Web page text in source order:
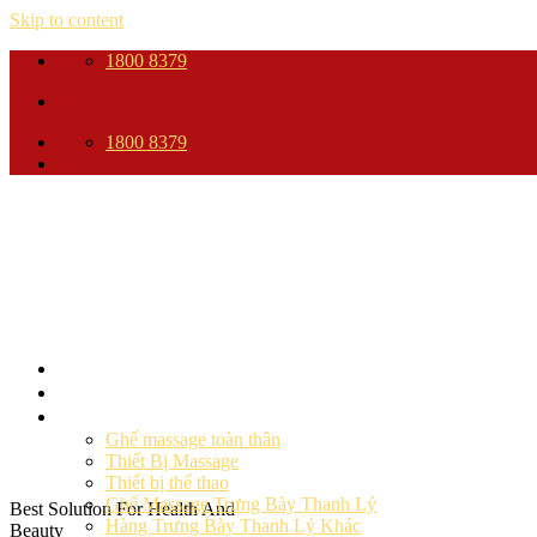
Skip to content
1800 8379
1800 8379
Best Solution For Health And
Beauty
Ghế massage toàn thân
Thiết Bị Massage
Thiết bị thể thao
Ghế Massage Trưng Bày Thanh Lý
Hàng Trưng Bày Thanh Lý Khác